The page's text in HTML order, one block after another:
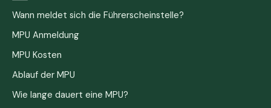
Wann meldet sich die Führerscheinstelle?
MPU Anmeldung
MPU Kosten
Ablauf der MPU
Wie lange dauert eine MPU?